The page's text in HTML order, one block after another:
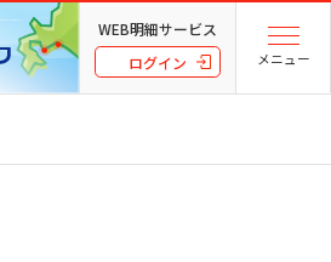
WEB明細サービス
ログイン
メニュー